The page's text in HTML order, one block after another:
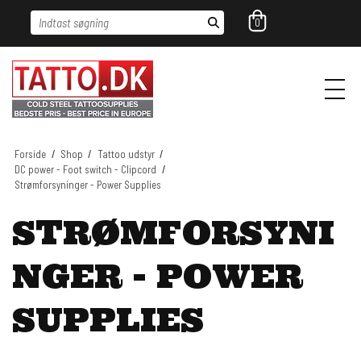
Indtast søgning 0
Forside / Shop / Tattoo udstyr /
DC power - Foot switch - Clipcord /
Strømforsyninger - Power Supplies
STRØMFORSYNI
NGER - POWER
SUPPLIES